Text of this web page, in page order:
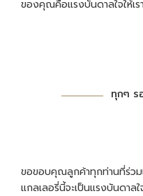
ของคุณคือแรงบันดาลใจให้เ
ทุกๆ ร
ขอขอบคุณลูกค้าทุกท่านที่ร่วม
แกลเลอรี่นี้จะเป็นแรงบันดา